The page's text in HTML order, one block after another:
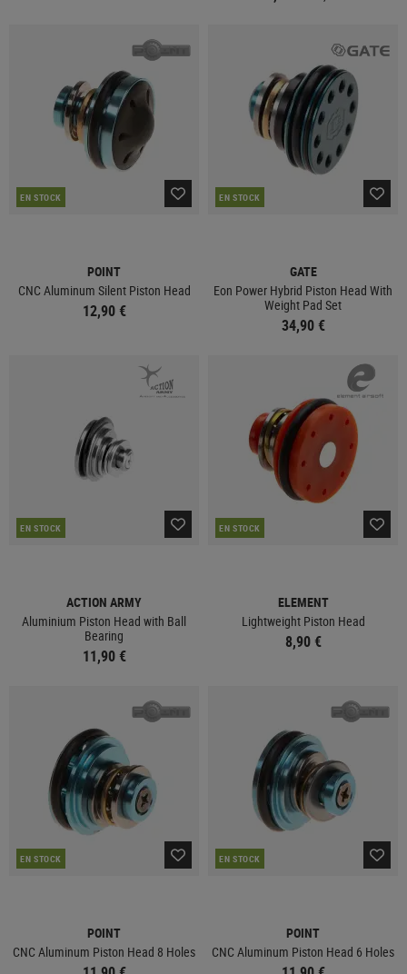
EN STOCK
POINT
CNC Aluminum Silent Piston Head
12,90 €
EN STOCK
GATE
Eon Power Hybrid Piston Head With
Weight Pad Set
34,90 €
EN STOCK
ACTION ARMY
Aluminium Piston Head with Ball
Bearing
11,90 €
EN STOCK
ELEMENT
Lightweight Piston Head
8,90 €
EN STOCK
POINT
CNC Aluminum Piston Head 8 Holes
EN STOCK
POINT
CNC Aluminum Piston Head 6 Holes